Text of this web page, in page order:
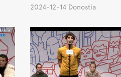
2024-12-14 Donostia